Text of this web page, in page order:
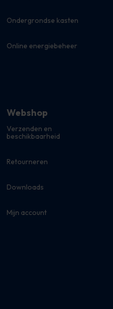
Ondergrondse kasten
Online energiebeheer
Webshop
Verzenden en
beschikbaarheid
Retourneren
Downloads
Mijn account